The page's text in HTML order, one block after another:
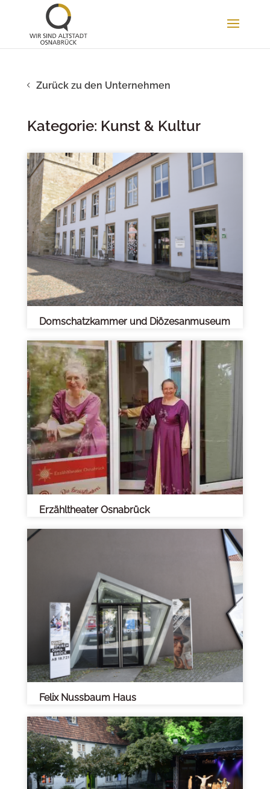
Zurück zu den Unternehmen
Kategorie: Kunst & Kultur
Domschatzkammer und Diözesanmuseum
Erzähltheater Osnabrück
Felix Nussbaum Haus